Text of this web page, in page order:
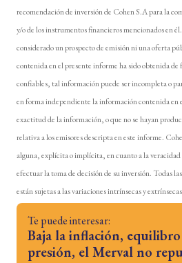
recomendación de inversión de Cohen S.A para la
y/o de los instrumentos financieros mencionados en
considerado un prospecto de emisión ni una oferta
contenida en el presente informe ha sido obtenida
confiables, tal información puede ser incompleta o
en forma independiente la información contenida en
exactitud de la información, o que no se hayan
relativa a los emisores descripta en este informe.
alguna, explícita o implícita, en cuanto a la veracidad
efectuar la toma de decisión de su inversión. Todas
están sujetas a las variaciones intrínsecas y
Te puede interesar:
Baja la inflación,
presión, el Merval no